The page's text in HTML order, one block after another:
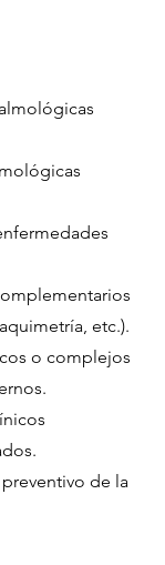
etc.).
o complejos
de la